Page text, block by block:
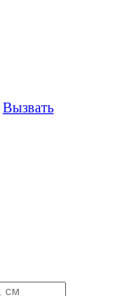
Вызвать